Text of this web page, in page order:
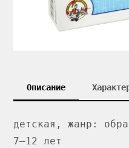
Описание
детская, жанр:
7–12 лет